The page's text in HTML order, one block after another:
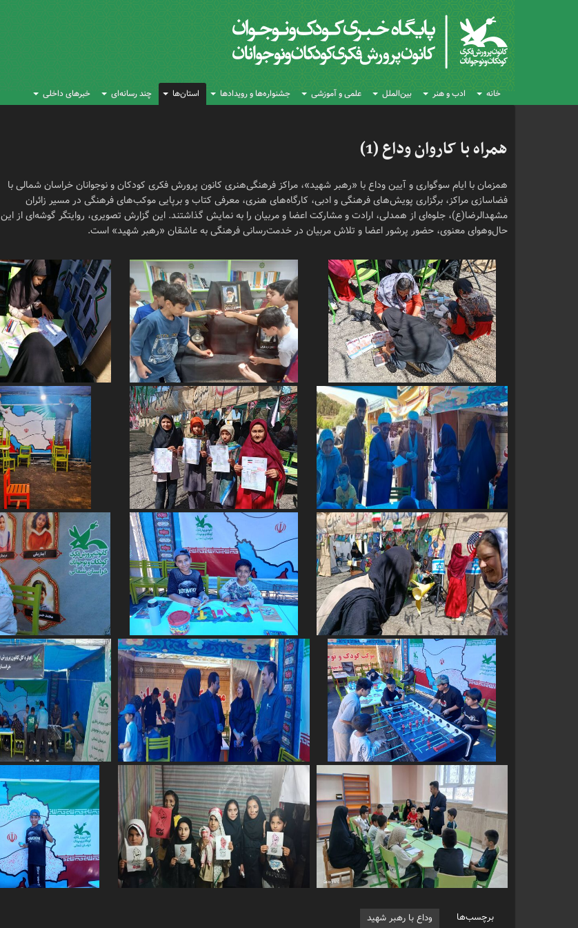
خانه ادب و هنر بین‌الملل علمی و آموزشی جشنواره‌ها و رویدادها استان‌ها چند رسانه‌ای خبرهای داخلی
همراه با کاروان وداع (1)
همزمان با ایام سوگواری و آیین وداع با «رهبر شهید»، مراکز فرهنگی‌هنری کانون پرورش فکری کودکان و نوجوانان خراسان شمالی با
فضاسازی مراکز، برگزاری پویش‌های فرهنگی و ادبی، کارگاه‌های هنری، معرفی کتاب و برپایی موکب‌های فرهنگی در مسیر زائران
مشهدالرضا(ع)، جلوه‌ای از همدلی، ارادت و مشارکت اعضا و مربیان را به نمایش گذاشتند. این گزارش تصویری، روایتگر گوشه‌ای از این
حال‌وهوای معنوی، حضور پرشور اعضا و تلاش مربیان در خدمت‌رسانی فرهنگی به عاشقان «رهبر شهید» است.
برچسب‌ها وداع با رهبر شهید